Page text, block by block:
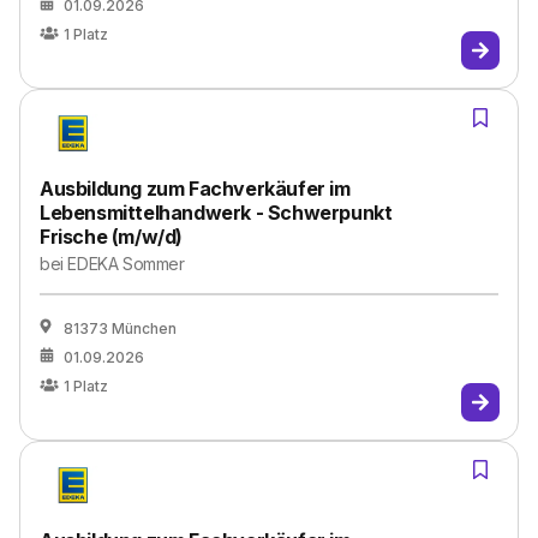
01.09.2026
1 Platz
Ausbildung zum Fachverkäufer im
Lebensmittelhandwerk - Schwerpunkt
Frische (m/w/d)
beiEDEKA Sommer
81373 München
01.09.2026
1 Platz